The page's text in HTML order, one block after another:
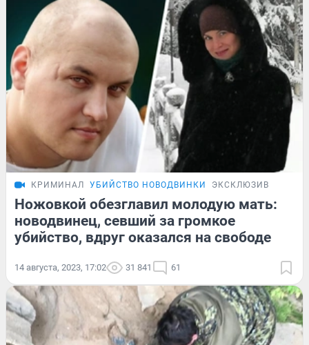
КРИМИНАЛ УБИЙСТВО НОВОДВИНКИ ЭКСКЛЮЗИВ
Ножовкой обезглавил молодую мать:
новодвинец, севший за громкое
убийство, вдруг оказался на свободе
14 августа, 2023, 17:02 31 841 61